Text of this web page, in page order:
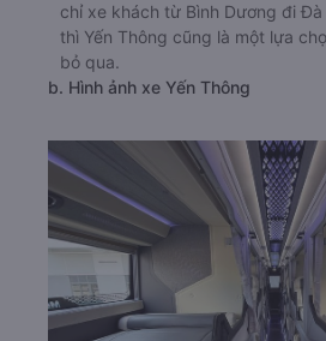
chỉ xe khách từ Bình Dương đi
thì Yến Thông cũng là một lựa
bỏ qua.
b. Hình ảnh xe Yến Thông